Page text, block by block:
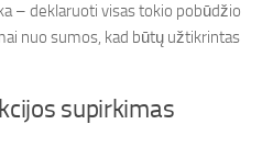
– deklaruoti visas tokio pobūdžio
nuo sumos, kad būtų užtikrintas
supirkimas